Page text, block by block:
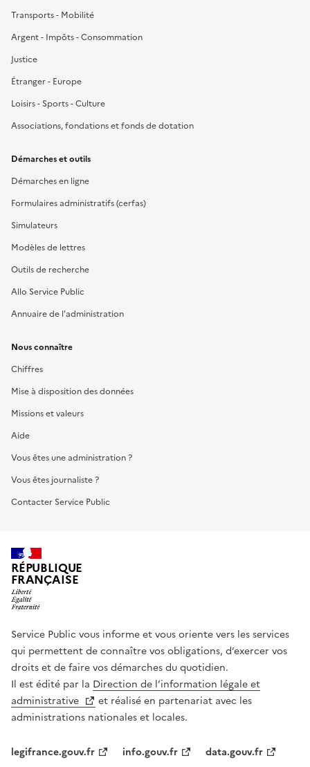
Transports - Mobilité
Argent - Impôts - Consommation
Justice
Étranger - Europe
Loisirs - Sports - Culture
Associations, fondations et fonds de dotation
Démarches et outils
Démarches en ligne
Formulaires administratifs (cerfas)
Simulateurs
Modèles de lettres
Outils de recherche
Allo Service Public
Annuaire de l'administration
Nous connaître
Chiffres
Mise à disposition des données
Missions et valeurs
Aide
Vous êtes une administration ?
Vous êtes journaliste ?
Contacter Service Public
RÉPUBLIQUE
FRANÇAISE
Service Public vous informe et vous oriente vers les services
qui permettent de connaître vos obligations, d’exercer vos
droits et de faire vos démarches du quotidien.
Il est édité par la Direction de l’information légale et
administrative
et réalisé en partenariat avec les
administrations nationales et locales.
legifrance.gouv.fr info.gouv.fr data.gouv.fr